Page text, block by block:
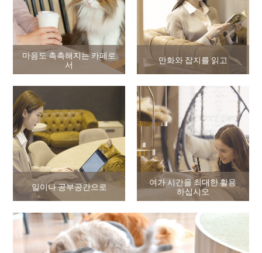
마음도 촉촉해지는 카페로
서
만화와 잡지를 읽고
일이나 공부공간으로
여가 시간을 최대한 활용
하십시오